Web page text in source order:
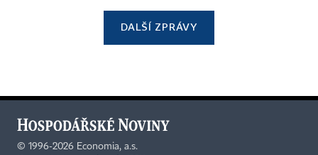
DALŠÍ ZPRÁVY
© 1996-2026 Economia, a.s.